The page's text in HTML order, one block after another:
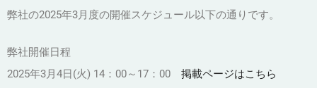
弊社の2025年3月度の開催スケジュール以下の通りです。
弊社開催日程
2025年3月4日(火) 14：00～17：00 掲載ページはこちら